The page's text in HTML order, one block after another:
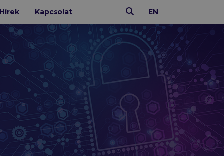
IT ÜZEMELTETÉS
Xopero
Altaro
CoreView
Hírek(aktív)Kapcsolat Keresés
EN